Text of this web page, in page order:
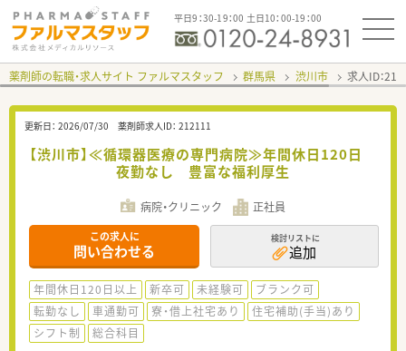
平日9：30-19：00 土日10：00-19：00
薬剤師の転職・求人サイト ファルマスタッフ 群馬県 渋川市 求人ID：
更新日： 2026/07/30 薬剤師求人ID： 212111
【渋川市】≪循環器医療の専門病院≫年間休日120日
夜勤なし 豊富な福利厚生
病院・クリニック 正社員
この求人に
問い合わせる
検討リストに
追加
年間休日120日以上 新卒可 未経験可
ブランク可
転勤なし
車通勤可 寮・借上社宅あり
住宅補助(手当)あり
シフト制
総合科目